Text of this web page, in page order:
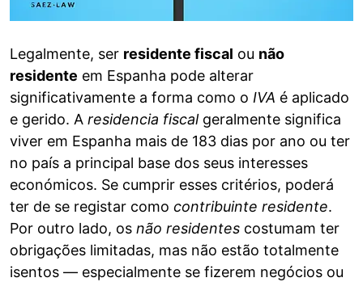
Legalmente, ser residente fiscal ou não
residente em Espanha pode alterar
significativamente a forma como o IVA é aplicado
e gerido. A residencia fiscalgeralmente significa
viver em Espanha mais de 183 dias por ano ou ter
no país a principal base dos seus interesses
económicos. Se cumprir esses critérios, poderá
ter de se registar como contribuinte residente.
Por outro lado, os não residentes costumam ter
obrigações limitadas, mas não estão totalmente
isentos — especialmente se fizerem negócios ou